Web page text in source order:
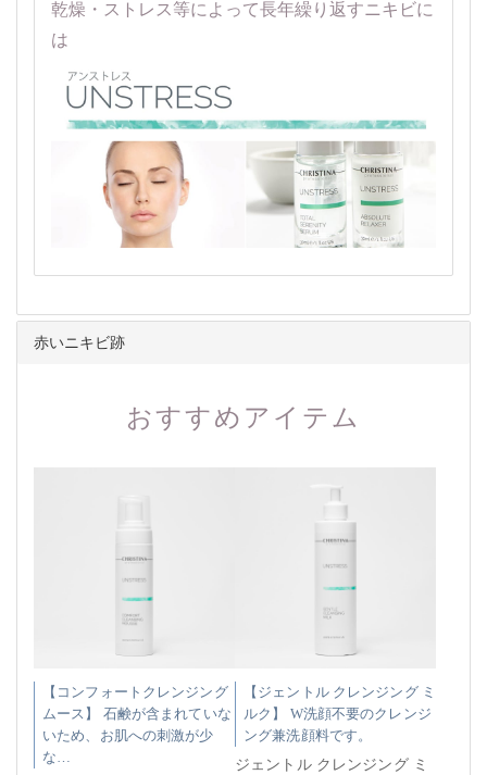
乾燥・ストレス等によって長年繰り返すニキビに
は
赤いニキビ跡
おすすめアイテム
【コンフォートクレンジング
ムース】 石鹸が含まれていな
いため、お肌への刺激が少
な…
【ジェントル クレンジング ミ
ルク】 W洗顔不要のクレンジ
ング兼洗顔料です。
ジェントル クレンジング ミ